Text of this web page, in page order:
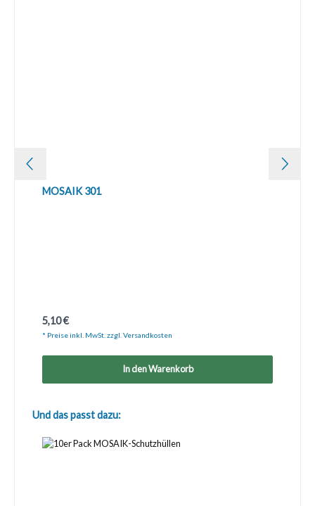
MOSAIK 301
Regulärer Preis:
5,10 €
* Preise inkl. MwSt. zzgl. Versandkosten
In den Warenkorb
Produktgalerie überspringen
Und das passt dazu: